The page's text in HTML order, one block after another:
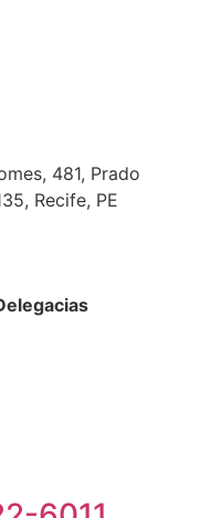
481, Prado
Recife, PE